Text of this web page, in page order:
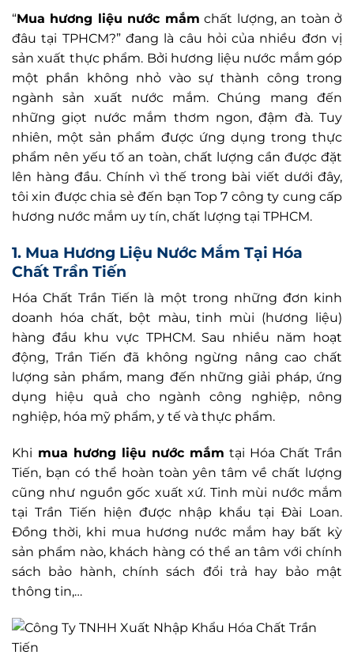
“Mua hương liệu nước mắm chất lượng, an toàn ở
đâu tại TPHCM?” đang là câu hỏi của nhiều đơn vị
sản xuất thực phẩm. Bởi hương liệu nước mắm góp
một phần không nhỏ vào sự thành công trong
ngành sản xuất nước mắm. Chúng mang đến
những giọt nước mắm thơm ngon, đậm đà. Tuy
nhiên, một sản phẩm được ứng dụng trong thực
phẩm nên yếu tố an toàn, chất lượng cần được đặt
lên hàng đầu. Chính vì thế trong bài viết dưới đây,
tôi xin được chia sẻ đến bạn Top 7 công ty cung cấp
hương nước mắm uy tín, chất lượng tại TPHCM.
1. Mua Hương Liệu Nước Mắm Tại Hóa
Chất Trần Tiến
Hóa Chất Trần Tiến là một trong những đơn kinh
doanh hóa chất, bột màu, tinh mùi (hương liệu)
hàng đầu khu vực TPHCM. Sau nhiều năm hoạt
động, Trần Tiến đã không ngừng nâng cao chất
lượng sản phẩm, mang đến những giải pháp, ứng
dụng hiệu quả cho ngành công nghiệp, nông
nghiệp, hóa mỹ phẩm, y tế và thực phẩm.
Khi mua hương liệu nước mắm tại Hóa Chất Trần
Tiến, bạn có thể hoàn toàn yên tâm về chất lượng
cũng như nguồn gốc xuất xứ. Tinh mùi nước mắm
tại Trần Tiến hiện được nhập khẩu tại Đài Loan.
Đồng thời, khi mua hương nước mắm hay bất kỳ
sản phẩm nào, khách hàng có thể an tâm với chính
sách bảo hành, chính sách đổi trả hay bảo mật
thông tin,…